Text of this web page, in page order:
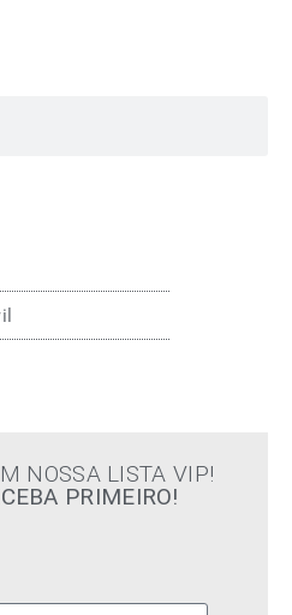
NOSSA LISTA VIP!
PRIMEIRO!